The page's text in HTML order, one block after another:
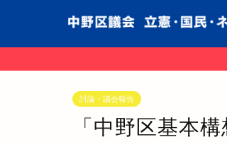
討論・議会報告
「中野区基本